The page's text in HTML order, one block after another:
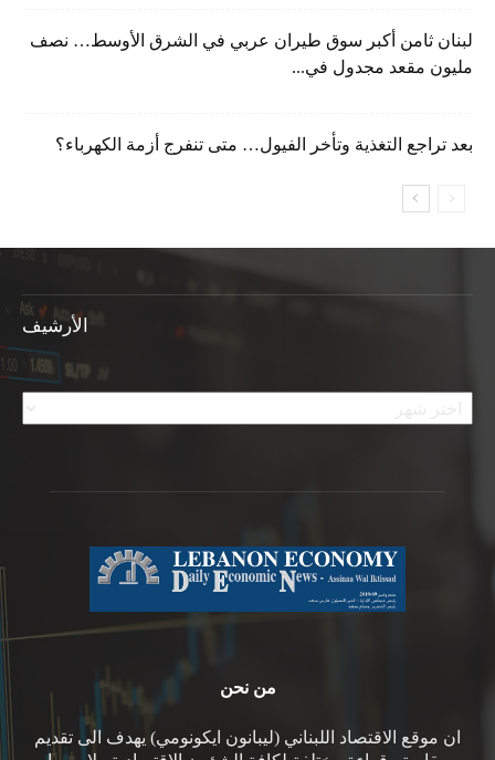
لبنان ثامن أكبر سوق طيران عربي في الشرق الأوسط… نصف
مليون مقعد مجدول في...
بعد تراجع التغذية وتأخر الفيول… متى تنفرج أزمة الكهرباء؟
الأرشيف
الأرشيف
من نحن
ان موقع الاقتصاد اللبناني (ليبانون ايكونومي) يهدف الى تقديم